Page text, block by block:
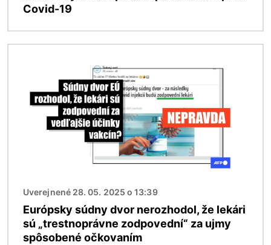
Covid-19
Uverejnené 28. 05. 2025 o 13:39
Európsky súdny dvor nerozhodol, že lekári
sú „trestnoprávne zodpovední“ za ujmy
spôsobené očkovaním